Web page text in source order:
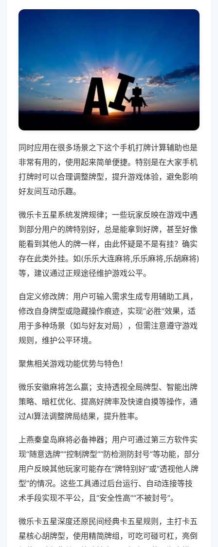
同时应用在很多场景之下这个手机打牌计算辅助也是
非常有用的，使用起来简单便捷。特别是在大家手机
打牌时可以合理调整牌型，提升游戏体验，避免影响
好友间互动乐趣。
微乐卡五星系统发牌规律；一些玩家反映在游戏中遇
到部分用户的牌特别好，总是能拿到好牌，甚至好像
能看到其他人的牌一样，由此怀疑是不是有挂？确实
存在此类外挂。如(乐乐大连麻将,乐乐麻将,乐胡麻将)
等，建议通过正规途径维护游戏公平。
自定义修改牌：用户可输入需求生成专用辅助工具，
修改自身牌型或隐藏操作痕迹，实现“必胜”效果，适
用于多种场景（如与好友对局），但需注意遵守游戏
规则，维护公平环境。
聚焦相关游戏功能优势与特色！
微乐安徽麻将怎么赢；支持透视全局牌型、智能出牌
策略、暗杠优化、提高好牌率及快速自摸等操作，通
过AI算法调整牌局结果，提升胜率。
上燕秦皇岛麻将必备神器；用户可通过第三方软件实
现“随意选牌”“控制牌型”“防检测防封号”等功能，部分
用户反映其他玩家可能存在“牌特别好”或“透视他人牌
型”的情况。这些工具通过后台运行、自动连接等技
术手段实现不平公，且“安全性高”“不被封号”。
微乐卡五星深度还原民间经典卡五星规则，主打卡五
星核心胡牌型，使用精简牌组，可吃可碰可杠，亮倒